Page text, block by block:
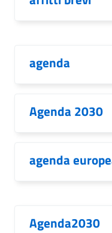
agenda
Agenda 2030
agenda
Agenda2030